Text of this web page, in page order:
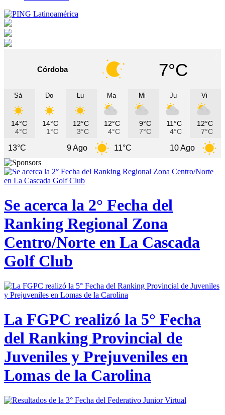
Córdoba 7°C
Sá
14°C
4°C
Do
14°C
1°C
Lu
12°C
3°C
Ma
12°C
4°C
Mi
9°C
7°C
Ju
11°C
4°C
Vi
12°C
7°C
11°C 10°C
Se acerca la 2° Fecha del
Ranking Regional Zona
Centro/Norte en La Cascada
Golf Club
La FGPC realizó la 5° Fecha
del Ranking Provincial de
Juveniles y Prejuveniles en
Lomas de la Carolina